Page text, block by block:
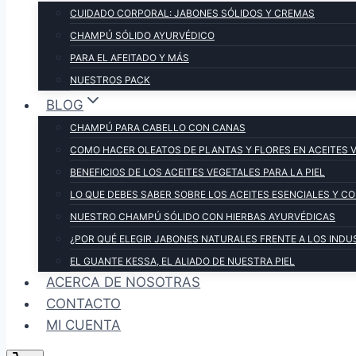
CUIDADO CORPORAL: JABONES SÓLIDOS Y CREMAS
CHAMPÚ SÓLIDO AYURVÉDICO
PARA EL AFEITADO Y MÁS
NUESTROS PACK
BLOG
CHAMPÚ PARA CABELLO CON CANAS
COMO HACER OLEATOS DE PLANTAS Y FLORES EN ACEITES
BENEFICIOS DE LOS ACEITES VEGETALES PARA LA PIEL
LO QUE DEBES SABER SOBRE LOS ACEITES ESENCIALES Y
NUESTRO CHAMPÚ SÓLIDO CON HIERBAS AYURVÉDICAS
¿POR QUÉ ELEGIR JABONES NATURALES FRENTE A LOS
EL GUANTE KESSA, EL ALIADO DE NUESTRA PIEL
ACERCA DE NOSOTRAS
CONTACTO
MI CUENTA